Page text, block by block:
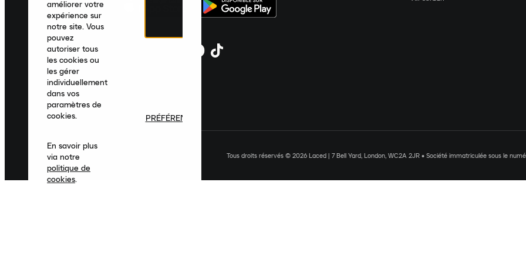
Tous droits réservés © 2026 Laced | 7 Bell Yard, London, WC2A 2JR • Société immatriculée sous le
améliorer votre
expérience sur
notre site. Vous
pouvez
autoriser tous
les cookies ou
les gérer
individuellement
dans vos
paramètres de
cookies.
En savoir plus
via notre
politique de
cookies.
PRÉFÉRENCES